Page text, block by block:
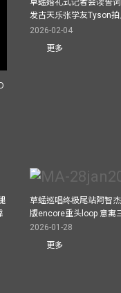
发古天乐张学友Tyson
2026-02-04
更多
草蜢巡唱终极尾站阿智
版encore重头loop 意寓
2026-01-28
更多